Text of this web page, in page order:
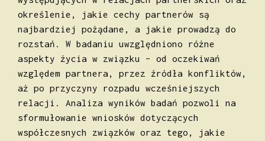
określenie, jakie cechy partnerów są
najbardziej pożądane, a jakie prowadzą do
rozstań. W badaniu uwzględniono różne
aspekty życia w związku – od oczekiwań
względem partnera, przez źródła konfliktów,
aż po przyczyny rozpadu wcześniejszych
relacji. Analiza wyników badań pozwoli na
sformułowanie wniosków dotyczących
współczesnych związków oraz tego, jakie